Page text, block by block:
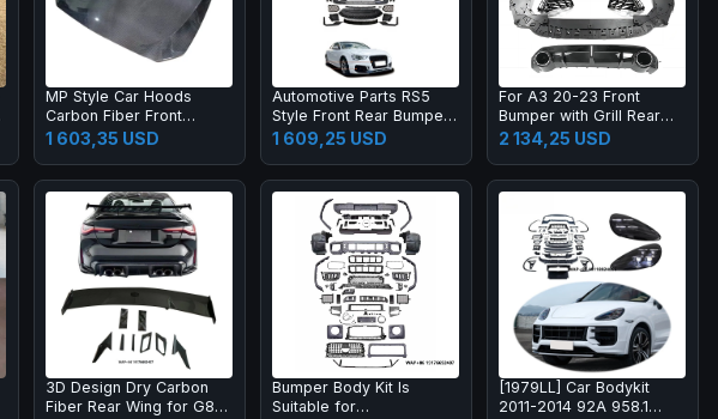
MP Style Car Hoods
Carbon Fiber Front
Engine Hood Bonnet for
M2C F87 F22
1 603,35 USD
Automotive Parts RS5
Style Front Rear Bumper
Body Kits for A5 S5 B8.5
2013-2016 Upgrade
1 609,25 USD
For A3 20-23 Front
Bumper with Grill Rear
Lip Diffuser with Muffler
Tip Full RS3 Style Body
2 134,25 USD
3D Design Dry Carbon
Fiber Rear Wing for G87
Bumper Body Kit Is
Suitable for
[1979LL] Car Bodykit
2011-2014 92A 958.1